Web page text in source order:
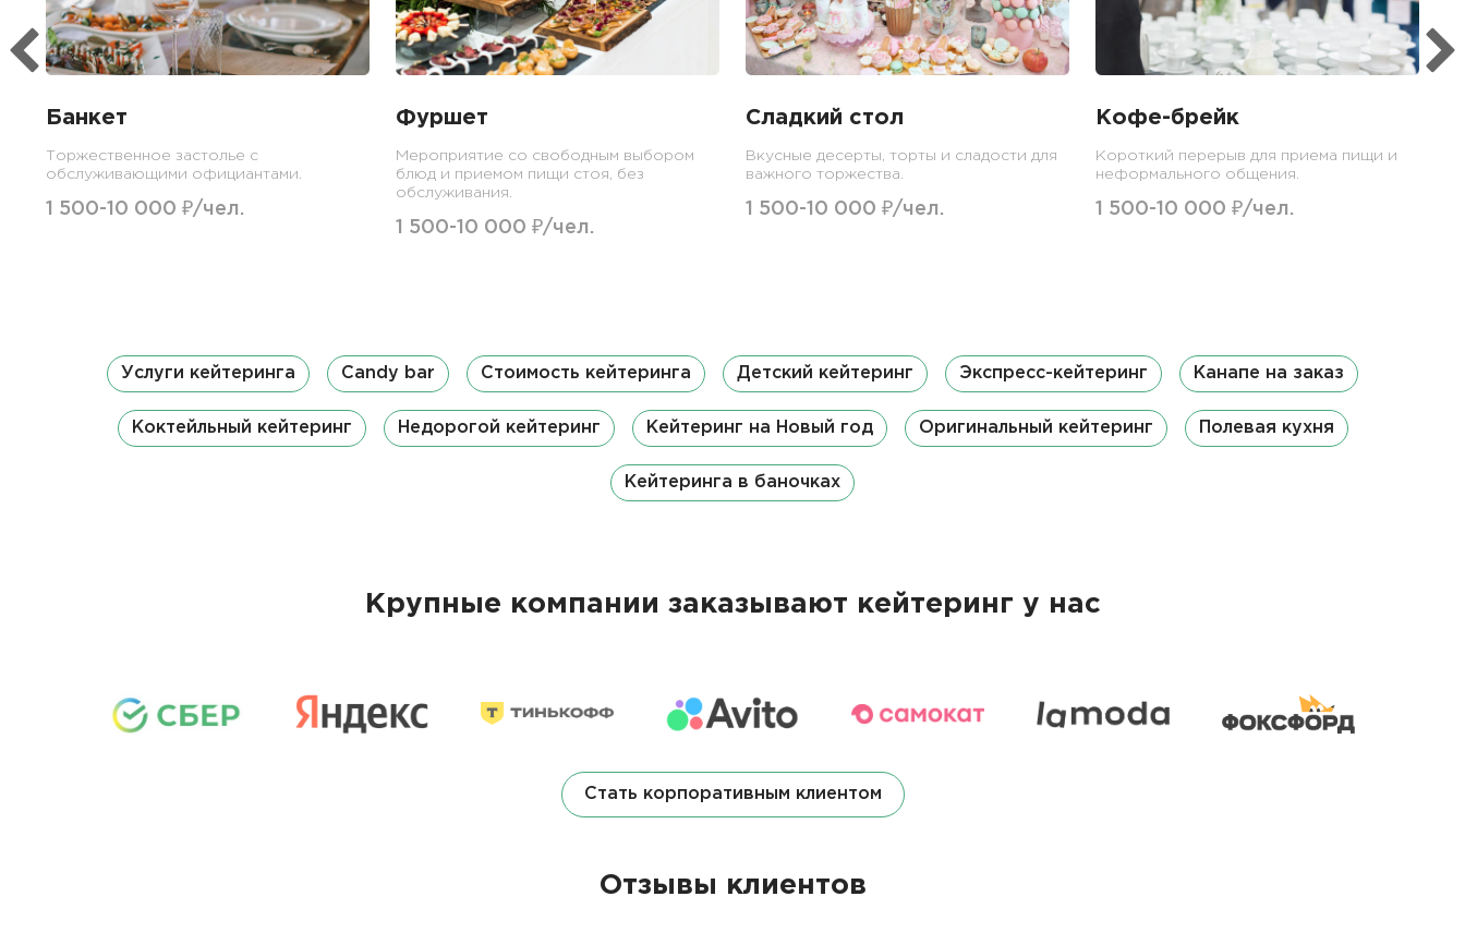
Банкет
Торжественное застолье с
обслуживающими официантами.
1 500-10 000 ₽/чел.
Фуршет
Мероприятие со свободным выбором
блюд и приемом пищи стоя, без
обслуживания.
1 500-10 000 ₽/чел.
Сладкий стол
Вкусные десерты, торты и сладости для
важного торжества.
1 500-10 000 ₽/чел.
Кофе-брейк
Короткий перерыв для приема пищи и
неформального общения.
1 500-10 000 ₽/чел.
Услуги кейтеринга Candy bar Стоимость кейтеринга Детский кейтеринг Экспресс-кейтеринг Канапе на заказ
Коктейльный кейтеринг Недорогой кейтеринг Кейтеринг на Новый год Оригинальный кейтеринг Полевая кухня
Кейтеринга в баночках
Крупные компании заказывают кейтеринг у нас
Стать корпоративным клиентом
Отзывы клиентов